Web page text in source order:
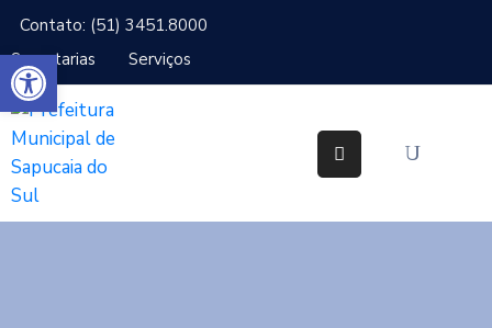
Contato: (51) 3451.8000
Secretarias
Serviços
Cidade
Gabinetes
Secretarias
Abrir a barra de ferramentas